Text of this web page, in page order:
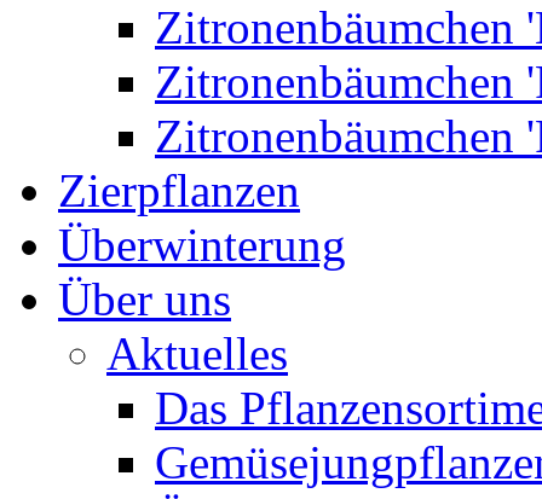
Zitronenbäumchen
Zitronenbäumchen
Zitronenbäumchen
Zierpflanzen
Überwinterung
Über uns
Aktuelles
Das